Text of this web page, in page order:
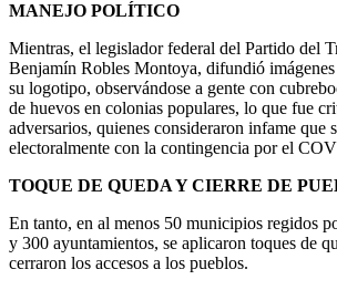
MANEJO POLÍTICO
Mientras, el legislador federal del Partido del
Benjamín Robles Montoya, difundió imágenes
su logotipo, observándose a gente con
de huevos en colonias populares, lo que fue
adversarios, quienes consideraron infame que
electoralmente con la contingencia por el
TOQUE DE QUEDA Y CIERRE DE
En tanto, en al menos 50 municipios regidos
y 300 ayuntamientos, se aplicaron toques de
cerraron los accesos a los pueblos.